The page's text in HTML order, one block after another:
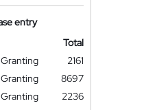
entry
Total
2161
8697
2236